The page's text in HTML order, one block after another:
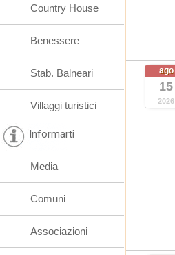
ago
15
2026
Country House
Benessere
Stab. Balneari
Villaggi turistici
Informarti
Media
Comuni
Associazioni